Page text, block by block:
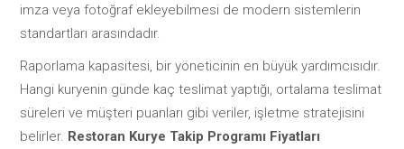
imza veya fotoğraf ekleyebilmesi de modern sistemlerin
standartları arasındadır.
Raporlama kapasitesi, bir yöneticinin en büyük yardımcısıdır.
Hangi kuryenin günde kaç teslimat yaptığı, ortalama teslimat
süreleri ve müşteri puanları gibi veriler, işletme stratejisini
belirler. Restoran Kurye Takip Programı Fiyatları